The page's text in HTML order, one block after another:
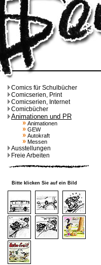
Comics für Schulbücher
Comicserien, Print
Comicserien, Internet
Comicbücher
Animationen und PR
Animationen
GEW
Autokraft
Messen
Ausstellungen
Freie Arbeiten
Bitte klicken Sie auf ein Bild